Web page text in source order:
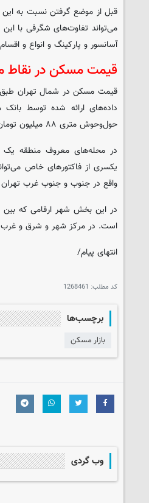
قبل از موضع گرفتن نسبت به
می‌تواند تفاوت‌های شگرفی با
آسانسور و پارکینگ و انواع و
قیمت مسکن در نقاط
قیمت مسکن در شمال تهران طبق
داده‌های ارائه شده توسط
حول‌وحوش متری ۸۸ میلیون تومان بود اما این عدد در منطقه یک در مرز متری ۱۸۰ میلیون قرار داشت.
در محله‌های معروف منطقه یک
یکسری از فاکتورهای خاص
واقع در جنوب و جنوب غرب تهران
در این بخش شهر ارقامی که بین
است. در مرکز شهر و شرق و غرب
انتهای پیام/
کد مطلب: 1268461
برچسب‌ها
بازار مسکن
وب گردی